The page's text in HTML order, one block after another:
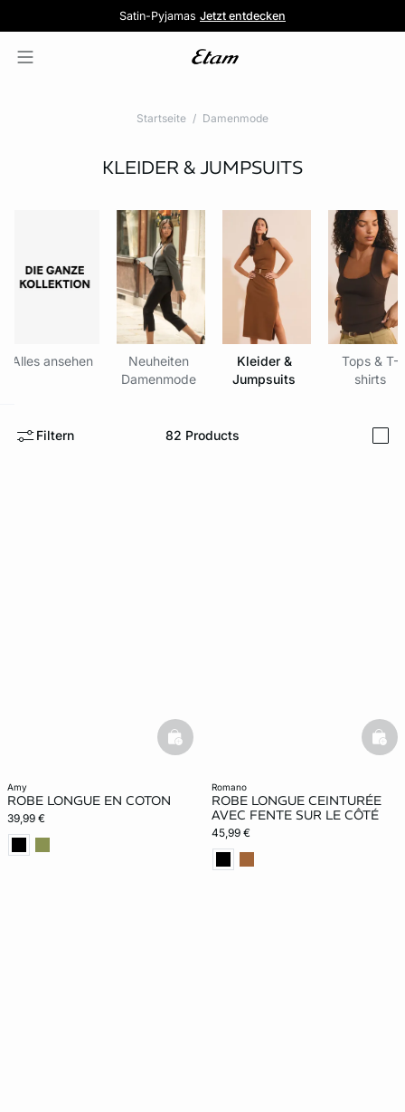
Satin-Pyjamas Jetzt entdecken
Pure DentelleKomfort trifft spitze
5 Slips für 39,99€Jetzt profitieren
Kostenlose Lieferung ab 80€ 📦
Startseite Damenmode
KLEIDER & JUMPSUITS
Alles ansehen
Neuheiten
Damenmode
Kleider &
Jumpsuits
Tops & T-
shirts
Filtern 82 Products
amy
ROBE LONGUE EN COTON
39,99 €
basketfull
romano
ROBE LONGUE CEINTURÉE
AVEC FENTE SUR LE CÔTÉ
45,99 €